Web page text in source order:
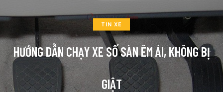
TIN XE
HƯỚNG DẪN CHẠY XE SỐ SÀN ÊM ÁI, KHÔNG BỊ
GIẬT